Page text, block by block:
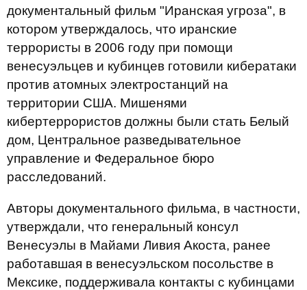
документальный фильм "Иранская угроза", в
котором утверждалось, что иранские
террористы в 2006 году при помощи
венесуэльцев и кубинцев готовили кибератаки
против атомных электростанций на
территории США. Мишенями
кибертеррористов должны были стать Белый
дом, Центральное разведывательное
управление и Федеральное бюро
расследований.
Авторы документального фильма, в частности,
утверждали, что генеральный консул
Венесуэлы в Майами Ливия Акоста, ранее
работавшая в венесуэльском посольстве в
Мексике, поддерживала контакты с кубинцами